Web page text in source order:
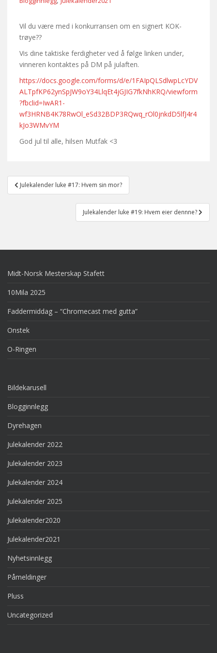
Vil du være med i konkurransen om en signert KOK-
trøye??
Vis dine taktiske ferdigheter ved å følge linken under,
vinneren kontaktes på DM på julaften.
https://docs.google.com/forms/d/e/1FAIpQLSdlwpLcYDV
ALTpfKP62ynSpJW9oY34LlqEt4jGJIG7fkNhKRQ/viewform
?fbclid=IwAR1-
wf3HRNB4K78RwOl_eSd32BDP3RQwq_rOl0jnkdD5lfJ4r4
kJo3WMvYM
God jul til alle, hilsen Mutfak <3
Post
navigation
Julekalender luke #17: Hvem sin mor?
Julekalender luke #19: Hvem eier dennne?
Midt-Norsk Mesterskap Stafett
10Mila 2025
Faddermiddag – “Chromecast med gutta”
Onstek
O-Ringen
Bildekarusell
Blogginnlegg
Dyrehagen
Julekalender 2022
Julekalender 2023
Julekalender 2024
Julekalender 2025
Julekalender2020
Julekalender2021
Nyhetsinnlegg
Påmeldinger
Pluss
Uncategorized